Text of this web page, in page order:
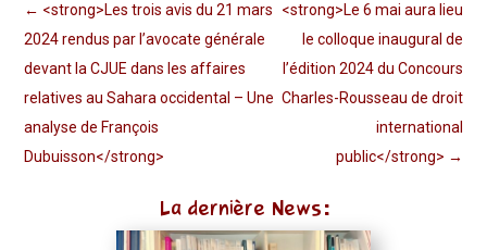
← <strong>Les trois avis du 21 mars
2024 rendus par l’avocate générale
devant la CJUE dans les affaires
relatives au Sahara occidental – Une
analyse de François
Dubuisson</strong>
<strong>Le 6 mai aura lieu
le colloque inaugural de
l’édition 2024 du Concours
Charles-Rousseau de droit
international
public</strong> →
La dernière News: